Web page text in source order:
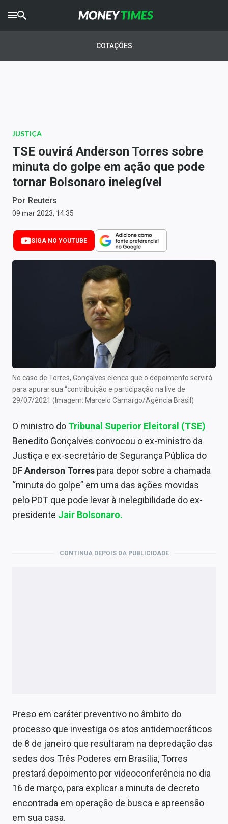
AGROTIMES
Newsletters
Money Trader
Anuncie
Últimas Notícias
Newsletters
Cotações
Carteiras Recomendadas
Central de Fundos Imobiliários
Central dos IPOs
Renda Fixa
Mercados
Economia
Empresas
Brasil
Expediente
Contato
COTAÇÕES
JUSTIÇA
TSE ouvirá Anderson Torres sobre
minuta do golpe em ação que pode
tornar Bolsonaro inelegível
Por Reuters
09 mar 2023, 14:35
SIGA NO YOUTUBE
No caso de Torres, Gonçalves elenca que o depoimento servirá
para apurar sua “contribuição e participação na live de
29/07/2021 (Imagem: Marcelo Camargo/Agência Brasil)
O ministro do Tribunal Superior Eleitoral (TSE)
Benedito Gonçalves convocou o ex-ministro da
Justiça e ex-secretário de Segurança Pública do
DFAnderson Torres para depor sobre a chamada
“minuta do golpe” em uma das ações movidas
pelo PDT que pode levar à inelegibilidade do ex-
presidente Jair Bolsonaro.
CONTINUA DEPOIS DA PUBLICIDADE
Preso em caráter preventivo no âmbito do
processo que investiga os atos antidemocráticos
de 8 de janeiro que resultaram na depredação das
sedes dos Três Poderes em Brasília, Torres
prestará depoimento por videoconferência no dia
16 de março, para explicar a minuta de decreto
encontrada em operação de busca e apreensão
em sua casa.